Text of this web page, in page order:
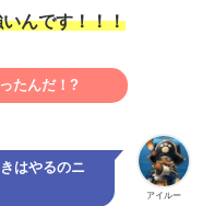
んです！！！
たんだ！?
アイルー
はやるのニ